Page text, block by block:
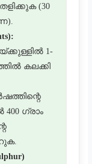
(30
1-
കലക്കി
400 ഗ്രാം